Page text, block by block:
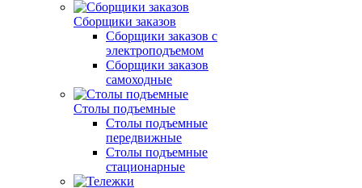
Сборщики заказов
Сборщики заказов с
электроподъемом
Сборщики заказов
самоходные
Столы подъемные
Столы подъемные
передвижные
Столы подъемные
стационарные